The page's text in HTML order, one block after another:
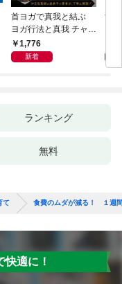
首ヨガで真我と結ぶ
ヨガ行法と真我 チャク
ラと真我の関係 クンダ
リーニ上昇体験 次元上
1,776
新着
す
ランキング
無料
て 食費のムダが減る！ １週
適に！